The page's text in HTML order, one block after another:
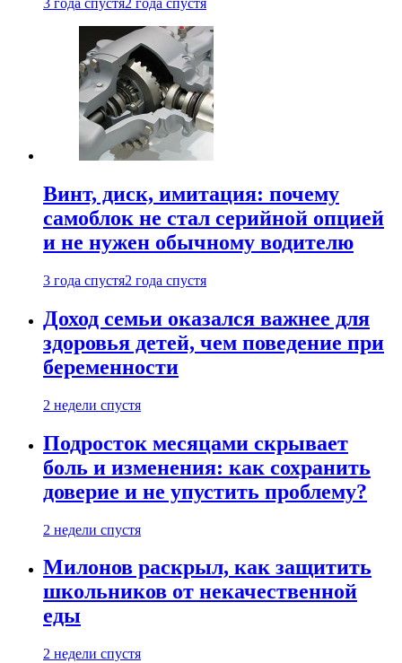
3 года спустя2 года спустя
Винт, диск, имитация: почему
самоблок не стал серийной опцией
и не нужен обычному водителю
3 года спустя2 года спустя
Доход семьи оказался важнее для
здоровья детей, чем поведение при
беременности
2 недели спустя
Подросток месяцами скрывает
боль и изменения: как сохранить
доверие и не упустить проблему?
2 недели спустя
Милонов раскрыл, как защитить
школьников от некачественной
еды
2 недели спустя